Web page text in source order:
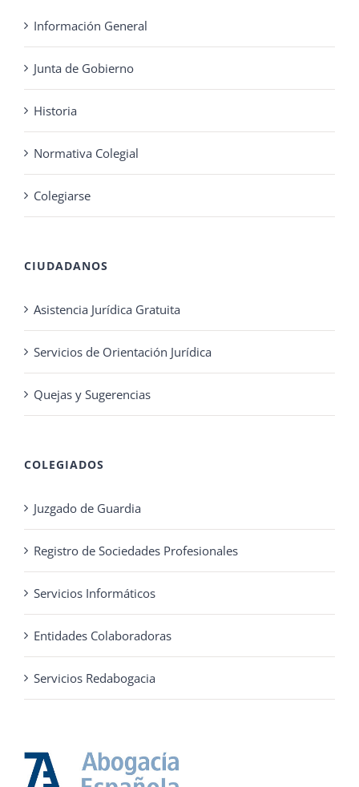
Información General
Junta de Gobierno
Historia
Normativa Colegial
Colegiarse
CIUDADANOS
Asistencia Jurídica Gratuita
Servicios de Orientación Jurídica
Quejas y Sugerencias
COLEGIADOS
Juzgado de Guardia
Registro de Sociedades Profesionales
Servicios Informáticos
Entidades Colaboradoras
Servicios Redabogacia